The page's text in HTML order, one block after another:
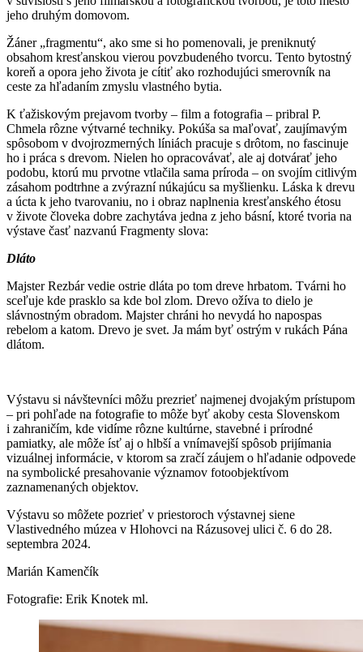
jeho druhým domovom.
Žáner „fragmentu“, ako sme si ho pomenovali, je preniknutý
obsahom kresťanskou vierou povzbudeného tvorcu. Tento bytostný
koreň a opora jeho života je cítiť ako rozhodujúci smerovník na
ceste za hľadaním zmyslu vlastného bytia.
K ťažiskovým prejavom tvorby – film a fotografia – pribral P.
Chmela rôzne výtvarné techniky. Pokúša sa maľovať, zaujímavým
spôsobom v dvojrozmerných líniách pracuje s drôtom, no fascinuje
ho i práca s drevom. Nielen ho opracovávať, ale aj dotvárať jeho
podobu, ktorú mu prvotne vtlačila sama príroda – on svojím citlivým
zásahom podtrhne a zvýrazní núkajúcu sa myšlienku. Láska k drevu
a úcta k jeho tvarovaniu, no i obraz naplnenia kresťanského étosu
v živote človeka dobre zachytáva jedna z jeho básní, ktoré tvoria na
výstave časť nazvanú Fragmenty slova:
Dláto
Majster Rezbár vedie ostrie dláta po tom dreve hrbatom. Tvárni ho
sceľuje kde prasklo sa kde bol zlom. Drevo ožíva to dielo je
slávnostným obradom. Majster chráni ho nevydá ho napospas
rebelom a katom. Drevo je svet. Ja mám byť ostrým v rukách Pána
dlátom.
Výstavu si návštevníci môžu prezrieť najmenej dvojakým prístupom
– pri pohľade na fotografie to môže byť akoby cesta Slovenskom
i zahraničím, kde vidíme rôzne kultúrne, stavebné i prírodné
pamiatky, ale môže ísť aj o hlbší a vnímavejší spôsob prijímania
vizuálnej informácie, v ktorom sa zračí záujem o hľadanie odpovede
na symbolické presahovanie významov fotoobjektívom
zaznamenaných objektov.
Výstavu so môžete pozrieť v priestoroch výstavnej siene
Vlastivedného múzea v Hlohovci na Rázusovej ulici č. 6 do 28.
septembra 2024.
Marián Kamenčík
Fotografie: Erik Knotek ml.